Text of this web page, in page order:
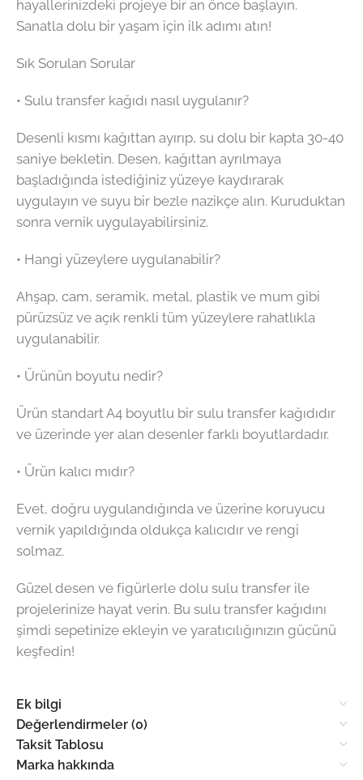
hayallerinizdeki projeye bir an önce başlayın.
Sanatla dolu bir yaşam için ilk adımı atın!
Sık Sorulan Sorular
• Sulu transfer kağıdı nasıl uygulanır?
Desenli kısmı kağıttan ayırıp, su dolu bir kapta 30-40
saniye bekletin. Desen, kağıttan ayrılmaya
başladığında istediğiniz yüzeye kaydırarak
uygulayın ve suyu bir bezle nazikçe alın. Kuruduktan
sonra vernik uygulayabilirsiniz.
• Hangi yüzeylere uygulanabilir?
Ahşap, cam, seramik, metal, plastik ve mum gibi
pürüzsüz ve açık renkli tüm yüzeylere rahatlıkla
uygulanabilir.
• Ürünün boyutu nedir?
Ürün standart A4 boyutlu bir sulu transfer kağıdıdır
ve üzerinde yer alan desenler farklı boyutlardadır.
• Ürün kalıcı mıdır?
Evet, doğru uygulandığında ve üzerine koruyucu
vernik yapıldığında oldukça kalıcıdır ve rengi
solmaz.
Güzel desen ve figürlerle dolu sulu transfer ile
projelerinize hayat verin. Bu sulu transfer kağıdını
şimdi sepetinize ekleyin ve yaratıcılığınızın gücünü
keşfedin!
Ek bilgi
Değerlendirmeler (0)
Taksit Tablosu
Marka hakkında